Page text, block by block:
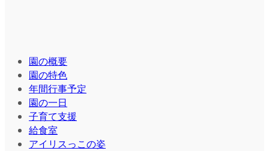
園の概要
園の特色
年間行事予定
園の一日
子育て支援
給食室
アイリスっこの姿